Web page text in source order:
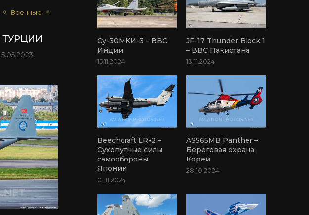
Военные
ТУРЦИИ
Су-30МКИ-3 – ВВС
Индии
15.11.2024
JF-17 Thunder Block 1
– ВВС Пакистана
13.11.2024
Beechcraft LR-2 –
Сухопутные силы
самообороны
Японии
01.11.2024
AS565MB Panther –
Береговая охрана
Кореи
28.10.2024